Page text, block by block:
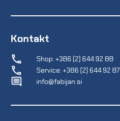
Kontakt
Shop: +386 (2) 644 92 88
Service: +386 (2) 644 92 87
info@fabijan.si